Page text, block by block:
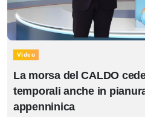
Video
La morsa del CALDO
temporali anche in
appenninica